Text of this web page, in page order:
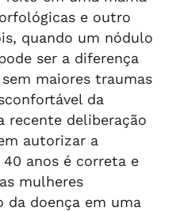
e outro
quando um nódulo
ser a diferença
maiores traumas
da
recente deliberação
autorizar a
anos é correta e
mulheres
da doença em uma